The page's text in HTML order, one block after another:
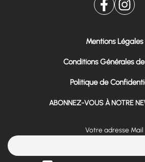
Mentions Légales
Conditions Générales
Politique de
ABONNEZ-VOUS À NOTRE
Votre adresse Mail